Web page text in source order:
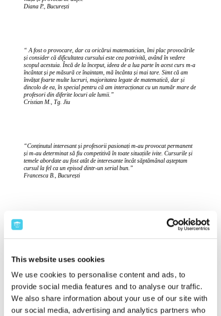
This website uses cookies
We use cookies to personalise content and ads, to
provide social media features and to analyse our traffic.
We also share information about your use of our site with
our social media, advertising and analytics partners who
Diana P., București
“ A fost o provocare, dar ca oricărui matematician, îmi plac provocările
și consider că dificultatea cursului este cea potrivită, având în vedere
scopul acestuia. Încă de la început, ideea de a lua parte în acest curs m-a
încântat și pe măsură ce înaintam, mă încânta și mai tare. Simt că am
învățat foarte multe lucruri, majoritatea legate de matematică, dar și
dincolo de ea, în special pentru că am interacționat cu un număr mare de
profesori din diferite locuri ale lumii.”
Cristian M., Tg. Jiu
“Conținutul interesant și profesorii pasionați m-au provocat permanent
și m-au determinat să fiu competitivă în toate situațiile ivite. Cursurile și
temele abordate au fost atât de interesante încât săptămânal așteptam
cursul la fel ca un episod dintr-un serial bun.”
Francesca B., București
“Ah, a trecut și al doilea an de cursuri. Parcă ieri mă uitam pe
înregistrarea cursului de inducție de pe 9 noiembrie 2019 și mă gândeam
curs competitiv și greu. Nu este pentru oricine, dar dacă ai dedicație și
voința, poți să-l duci până la capăt.”
Ionuț Gabriel S., București